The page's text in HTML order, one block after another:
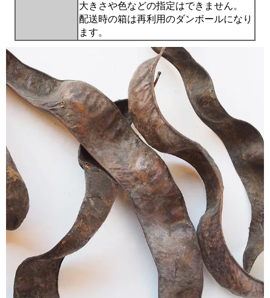
大きさや色などの指定はできません。
配送時の箱は再利用のダンボールになり
ます。